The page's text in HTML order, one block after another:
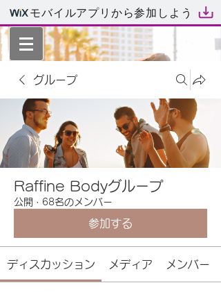
モバイルアプリから参加しよう
グループ
Raffine Bodyグループ
公開 · 68名のメンバー
参加する
ディスカッション メディア メンバー